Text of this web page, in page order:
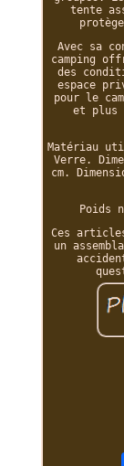
tente
Avec sa
camping
des
espace
pour le
et plus
Matériau
Verre.
cm.
Poids
Ces
un